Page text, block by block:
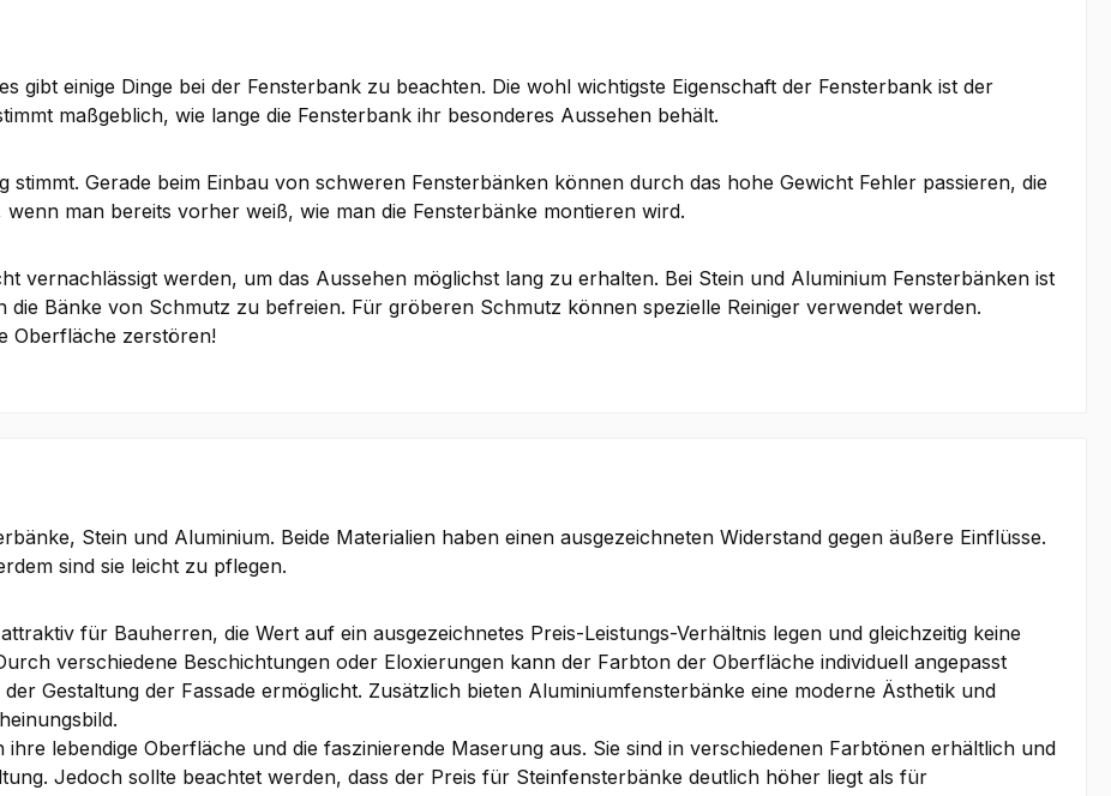
gibt einige Dinge bei der Fensterbank zu beachten. Die wohl wichtigste Eigenschaft der Fensterbank ist der
maßgeblich, wie lange die Fensterbank ihr besonderes Aussehen behält.
Gerade beim Einbau von schweren Fensterbänken können durch das hohe Gewicht Fehler passieren, die
man bereits vorher weiß, wie man die Fensterbänke montieren wird.
vernachlässigt werden, um das Aussehen möglichst lang zu erhalten. Bei Stein und Aluminium Fensterbänken ist
die Bänke von Schmutz zu befreien. Für gröberen Schmutz können spezielle Reiniger verwendet werden.
Oberfläche zerstören!
Stein und Aluminium. Beide Materialien haben einen ausgezeichneten Widerstand gegen äußere Einflüsse.
sind sie leicht zu pflegen.
für Bauherren, die Wert auf ein ausgezeichnetes Preis-Leistungs-Verhältnis legen und gleichzeitig keine
verschiedene Beschichtungen oder Eloxierungen kann der Farbton der Oberfläche individuell angepasst
Gestaltung der Fassade ermöglicht. Zusätzlich bieten Aluminiumfensterbänke eine moderne Ästhetik und
ihre lebendige Oberfläche und die faszinierende Maserung aus. Sie sind in verschiedenen Farbtönen erhältlich und
Jedoch sollte beachtet werden, dass der Preis für Steinfensterbänke deutlich höher liegt als für